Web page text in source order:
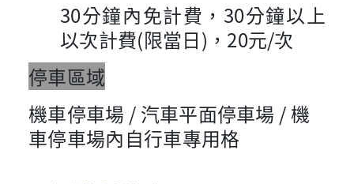
30分鐘內免計費，30分鐘以上
以次計費(限當日)，20元/次
停車區域
機車停車場 / 汽車平面停車場 / 機
車停車場內自行車專用格